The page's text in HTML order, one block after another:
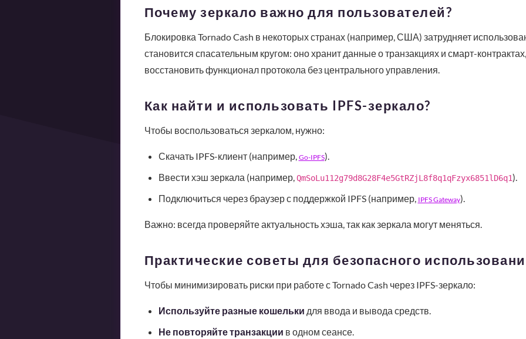
Почему зеркало важно для пользователей?
Блокировка Tornado Cash в некоторых странах (например, США) затрудняет
становится спасательным кругом: оно хранит данные о транзакциях и смарт-
восстановить функционал протокола без центрального управления.
Как найти и использовать IPFS-зеркало?
Чтобы воспользоваться зеркалом, нужно:
Скачать IPFS-клиент (например, Go-IPFS).
Ввести хэш зеркала (например,QmSoLu112g79d8G28F4e5GtRZjL8f8q1qFzyx6851lD6q1).
Подключиться через браузер с поддержкой IPFS (например, IPFS Gateway).
Важно: всегда проверяйте актуальность хэша, так как зеркала могут меняться.
Практические советы для безопасного
Чтобы минимизировать риски при работе с Tornado Cash через IPFS-зеркало:
Используйте разные кошельки для ввода и вывода средств.
Не повторяйте транзакции в одном сеансе.